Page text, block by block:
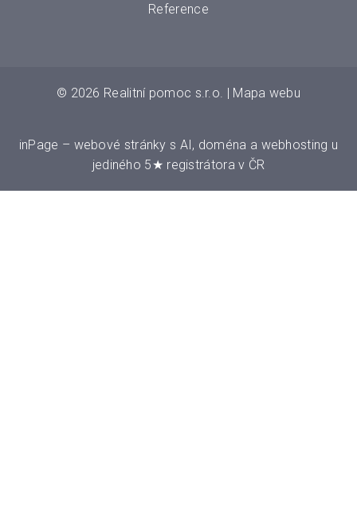
Reference
© 2026 Realitní pomoc s.r.o. | Mapa webu
inPage – webové stránky s AI, doména a webhosting u
jediného 5★ registrátora v ČR